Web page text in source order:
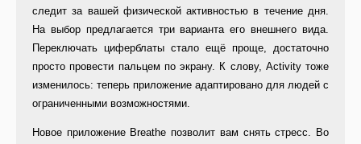
следит за вашей физической активностью в течение дня.
На выбор предлагается три варианта его внешнего вида.
Переключать циферблаты стало ещё проще, достаточно
просто провести пальцем по экрану. К слову, Activity тоже
изменилось: теперь приложение адаптировано для людей с
ограниченными возможностями.
Новое приложение Breathe позволит вам снять стресс. Во